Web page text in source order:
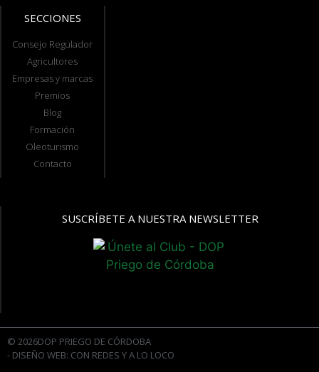
SECCIONES
Consejo Regulador
Agricultores
Empresas y marcas
Premios
Blog
Formación
Oleoturismo
Contacto
SUSCRÍBETE A NUESTRA NEWSLETTER
© 2026DOP PRIEGO DE CÓRDOBA
- DISEÑO WEB: CON REDES Y A LO LOCO